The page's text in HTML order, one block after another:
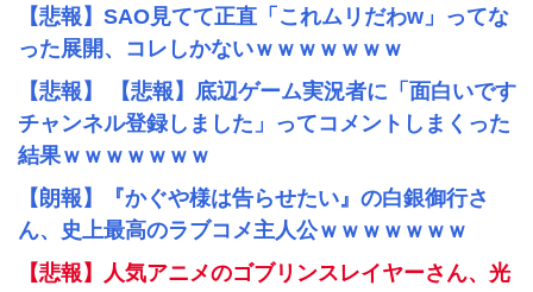
【悲報】SAO見てて正直「これムリだわw」ってな
った展開、コレしかないｗｗｗｗｗｗｗ
【悲報】 【悲報】底辺ゲーム実況者に「面白いです
チャンネル登録しました」ってコメントしまくった
結果ｗｗｗｗｗｗｗ
【朗報】『かぐや様は告らせたい』の白銀御行さ
ん、史上最高のラブコメ主人公ｗｗｗｗｗｗｗ
【悲報】人気アニメのゴブリンスレイヤーさん、光